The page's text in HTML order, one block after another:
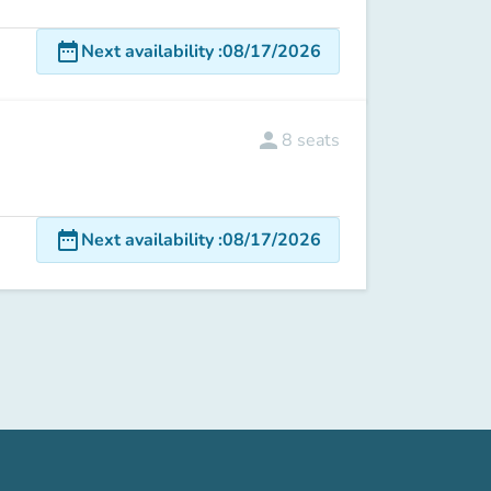
date_rangeNext availability:08/17/2026
person 8 seats
date_rangeNext availability:08/17/2026